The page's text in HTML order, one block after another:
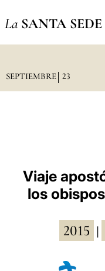
La SANTA SEDE
SEPTIEMBRE 23
Viaje
los
2015